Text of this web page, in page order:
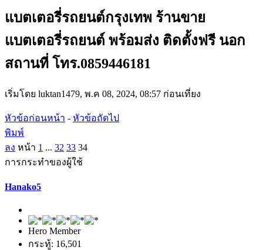
แบตเตอรี่รถยนต์กรุงเทพ ร้านขาย
แบตเตอรี่รถยนต์ พร้อมส่ง ติดตั้งฟรี นอก
สถานที่ โทร.0859446181
เริ่มโดย luktan1479, พ.ค 08, 2024, 08:57 ก่อนเที่ยง
หัวข้อก่อนหน้า - หัวข้อถัดไป
พิมพ์
ลง หน้า 1 ... 32 33 34
การกระทำของผู้ใช้
Hanako5
Hero Member
กระทู้: 16,501